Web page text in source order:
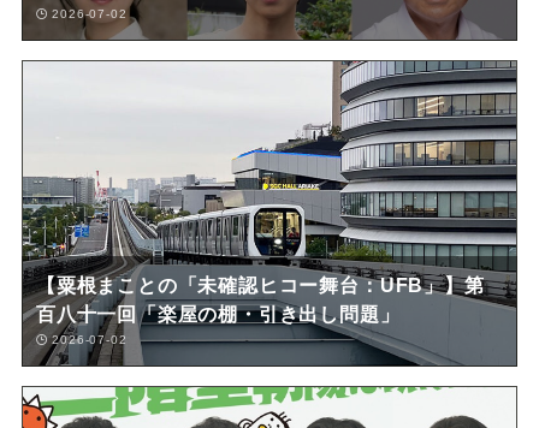
2026-07-02
【粟根まことの「未確認ヒコー舞台：UFB」】第
百八十一回「楽屋の棚・引き出し問題」
2026-07-02